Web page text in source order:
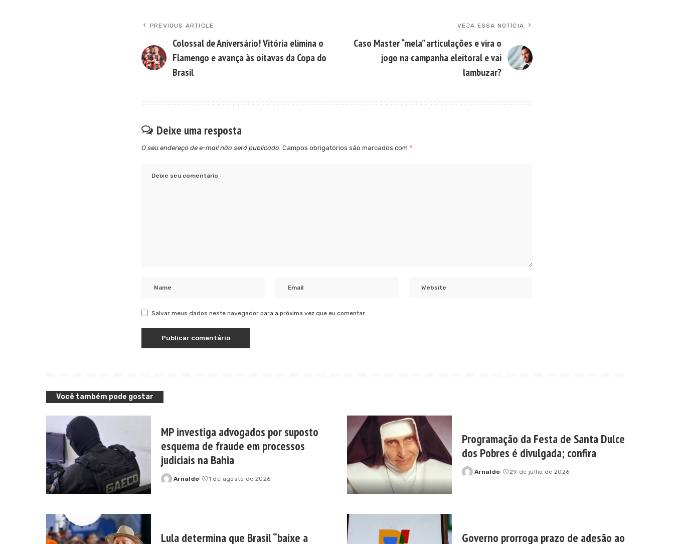
PREVIOUS ARTICLE
Colossal de Aniversário! Vitória elimina o
Flamengo e avança às oitavas da Copa do
Brasil
VEJA ESSA NOTÍCIA
Caso Master “mela” articulações e vira o
jogo na campanha eleitoral e vai
lambuzar?
Deixe uma resposta
O seu endereço de e-mail não será publicado. Campos obrigatórios são marcados com *
Salvar meus dados neste navegador para a próxima vez que eu comentar.
Você também pode gostar
MP investiga advogados por suposto
esquema de fraude em processos
judiciais na Bahia
Posted
Arnaldo 1 de agosto de 2026
Programação da Festa de Santa Dulce
dos Pobres é divulgada; confira
Posted
Arnaldo 29 de julho de 2026
Lula determina que Brasil “baixe a Governo prorroga prazo de adesão ao